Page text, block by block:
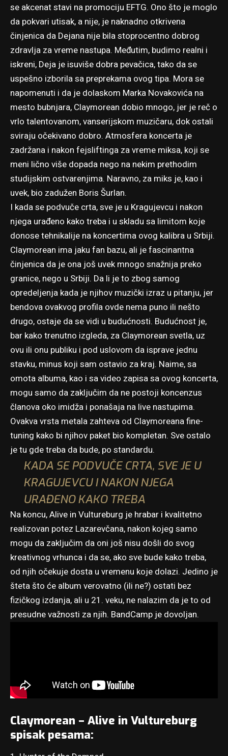
se akcenat stavi na promociju EFTG. Ono što je moglo
da pokvari utisak, a nije, je naknadno otkrivena
činjenica da Dejana nije bila stoprocentno dobrog
zdravlja za vreme nastupa. Međutim, budimo realni i
iskreni, Deja je isuviše dobra pevačica, tako da se
uspešno izborila sa preprekama ovog tipa. Mora se
napomenuti i da je dolaskom Marka Novakovića na
mesto bubnjara, Claymorean dobio mnogo, jer je reč o
vrlo talentovanom, vanserijskom muzičaru, dok ostali
sviraju očekivano dobro. Atmosfera koncerta je
zadržana i nakon fejsliftinga za vreme miksa, koji se
meni lično više dopada nego na nekim prethodim
studijskim ostvarenjima. Naravno, za miks je, kao i
uvek, bio zadužen Boris Šurlan.
I kada se podvuče crta, sve je u Kragujevcu i nakon
njega urađeno kako treba i u skladu sa limitom koje
donose tehnikalije na koncertima ovog kalibra u Srbiji.
Claymorean ima jaku fan bazu, ali je fascinantna
činjenica da je ona još uvek mnogo snažnija preko
granice, nego u Srbiji. Da li je to zbog samog
opredeljenja kada je njihov muzički izraz u pitanju, jer
bendova ovakvog profila ovde nema puno ili nešto
drugo, ostaje da se vidi u budućnosti. Budućnost je,
bar kako trenutno izgleda, za Claymorean svetla, uz
ovu ili onu publiku i pod uslovom da isprave jednu
stavku, minus koji sam ostavio za kraj. Naime, sa
omota albuma, kao i sa video zapisa sa ovog koncerta,
mogu samo da zaključim da ne postoji koncenzus
članova oko imidža i ponašaja na live nastupima.
Ovakva vrsta metala zahteva od Claymoreana fine-
tuning kako bi njihov paket bio kompletan. Sve ostalo
je tu gde treba da bude, po standardu.
KADA SE PODVUČE CRTA, SVE JE U
KRAGUJEVCU I NAKON NJEGA
URAĐENO KAKO TREBA
Na koncu, Alive in Vultureburg je hrabar i kvalitetno
realizovan potez Lazarevčana, nakon kojeg samo
mogu da zaključim da oni još nisu došli do svog
kreativnog vrhunca i da se, ako sve bude kako treba,
od njih očekuje dosta u vremenu koje dolazi. Jedino je
šteta što će album verovatno (ili ne?) ostati bez
fizičkog izdanja, ali u 21. veku, ne nalazim da je to od
presudne važnosti za njih. BandCamp je dovoljan.
Claymorean – Alive in Vultureburg
spisak pesama: